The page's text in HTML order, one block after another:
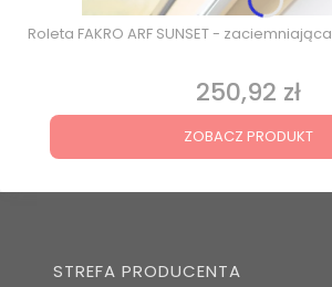
Roleta FAKRO ARF SUNSET - zaciemniająca
Cena
250,92 zł
ZOBACZ PRODUKT
Linki w stopce
STREFA PRODUCENTA